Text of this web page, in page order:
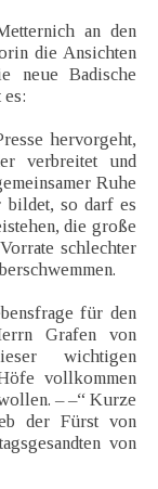
an den
die Ansichten
neue Badische
hervorgeht,
verbreitet und
Ruhe
bildet, so darf es
die große
schlechter
für den
Grafen von
wichtigen
vollkommen
– –“ Kurze
der Fürst von
von